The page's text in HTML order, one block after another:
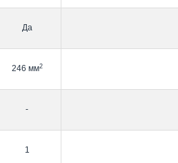
Да
246 мм2
-
1